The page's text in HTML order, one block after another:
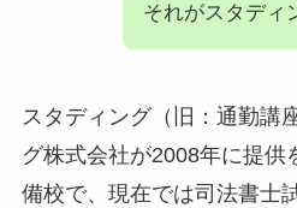
それがスタディ
スタディング（旧：通勤講
グ株式会社が2008年に提供
備校で、現在では司法書士